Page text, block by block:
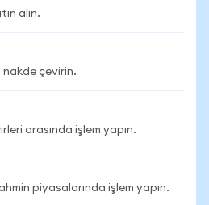
alın.
nakde çevirin.
arasında işlem yapın.
piyasalarında işlem yapın.